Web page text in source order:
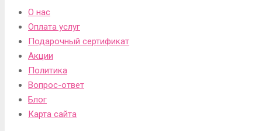
О нас
Оплата услуг
Подарочный сертификат
Акции
Политика
Вопрос-ответ
Блог
Карта сайта